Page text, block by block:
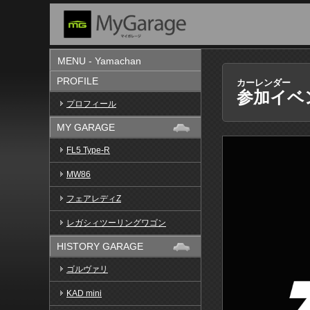
MENU - Yamachan
PROFILE
プロフィール
MY GARAGE
FL5 Type-R
MW86
フェアレディZ
レガシィツーリングワゴン
HISTORY GARAGE
ゴルヴァリ
KAD mini
カーレンダー
参加イベ